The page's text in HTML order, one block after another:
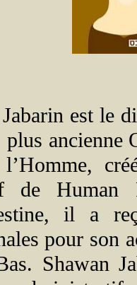
Jabarinest le
ancienne
deHuman
il a
pour son
Shawan